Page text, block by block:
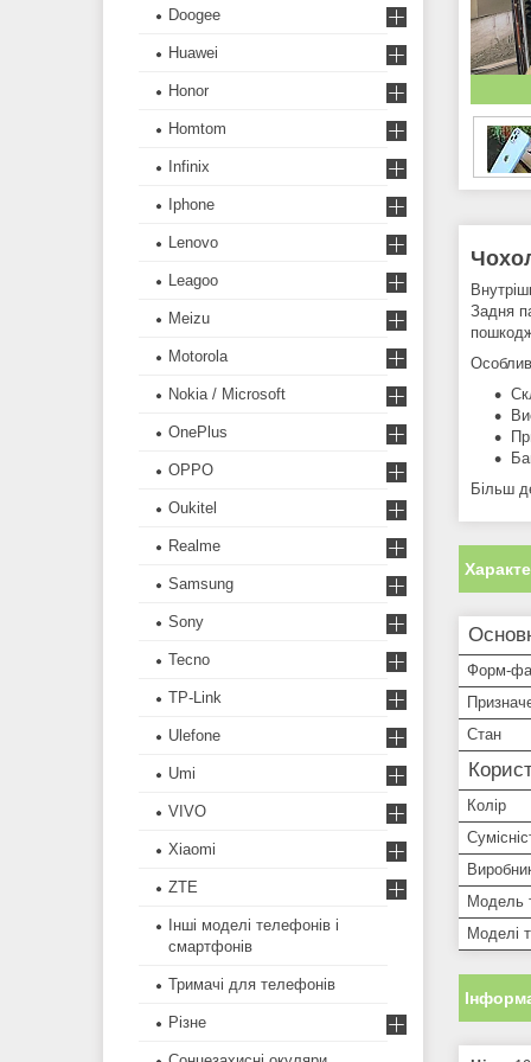
Задня
Більш
Форм-
Стан
Колір
Модель
Моделі
Doogee
Huawei
Honor
Homtom
Infinix
Iphone
Lenovo
Leagoo
Meizu
Motorola
Nokia / Microsoft
OnePlus
OPPO
Oukitel
Realme
Samsung
Sony
Tecno
TP-Link
Ulefone
Umi
VIVO
Xiaomi
ZTE
Інші моделі телефонів і
смартфонів
Тримачі для телефонів
Різне